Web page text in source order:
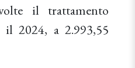
il trattamento
2024, a 2.993,55